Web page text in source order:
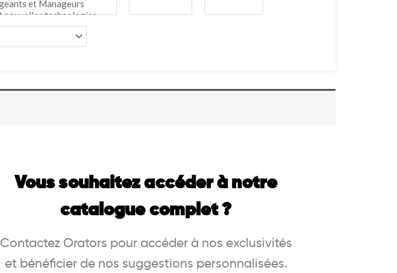
Vous souhaitez accéder à notre
catalogue complet ?
Contactez Orators pour accéder à nos exclusivités
et bénéficier de nos suggestions personnalisées.